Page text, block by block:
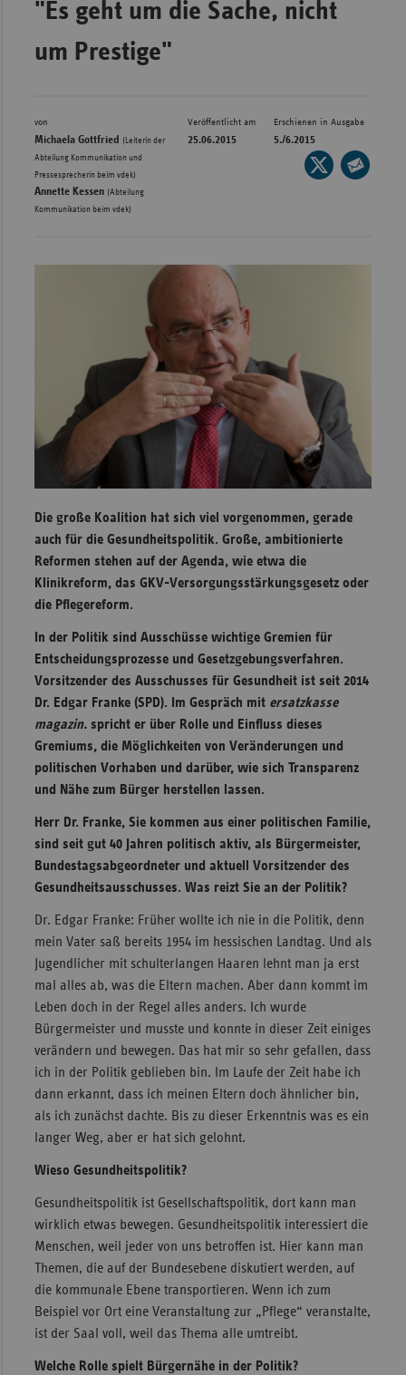
Hessen
"Es geht um die Sache, nicht
um Prestige"
von
Michaela Gottfried (Leiterin der
Abteilung Kommunikation und
Pressesprecherin beim vdek),
Annette Kessen (Abteilung
Kommunikation beim vdek)
Veröffentlicht am
25.06.2015
Erschienen in Ausgabe
5./6.2015
Seite
auf
Die große Koalition hat sich viel vorgenommen, gerade
auch für die Gesundheitspolitik. Große, ambitionierte
Reformen stehen auf der Agenda, wie etwa die
Klinikreform, das GKV-Versorgungsstärkungsgesetz oder
die Pflegereform.
In der Politik sind Ausschüsse wichtige Gremien für
Entscheidungsprozesse und Gesetzgebungsverfahren.
Vorsitzender des Ausschusses für Gesundheit ist seit 2014
Dr. Edgar Franke (SPD). Im Gespräch mit ersatzkasse
magazin.spricht er über Rolle und Einfluss dieses
Gremiums, die Möglichkeiten von Veränderungen und
politischen Vorhaben und darüber, wie sich Transparenz
und Nähe zum Bürger herstellen lassen.
Herr Dr. Franke, Sie kommen aus einer politischen Familie,
sind seit gut 40 Jahren politisch aktiv, als Bürgermeister,
Bundestagsabgeordneter und aktuell Vorsitzender des
Gesundheitsausschusses. Was reizt Sie an der Politik?
Dr. Edgar Franke: Früher wollte ich nie in die Politik, denn
mein Vater saß bereits 1954 im hessischen Landtag. Und als
Jugendlicher mit schulterlangen Haaren lehnt man ja erst
mal alles ab, was die Eltern machen. Aber dann kommt im
Leben doch in der Regel alles anders. Ich wurde
Bürgermeister und musste und konnte in dieser Zeit einiges
verändern und bewegen. Das hat mir so sehr gefallen, dass
ich in der Politik geblieben bin. Im Laufe der Zeit habe ich
dann erkannt, dass ich meinen Eltern doch ähnlicher bin,
als ich zunächst dachte. Bis zu dieser Erkenntnis was es ein
langer Weg, aber er hat sich gelohnt.
Wieso Gesundheitspolitik?
Gesundheitspolitik ist Gesellschaftspolitik, dort kann man
wirklich etwas bewegen. Gesundheitspolitik interessiert die
Menschen, weil jeder von uns betroffen ist. Hier kann man
Themen, die auf der Bundesebene diskutiert werden, auf
die kommunale Ebene transportieren. Wenn ich zum
Beispiel vor Ort eine Veranstaltung zur „Pflege“ veranstalte,
ist der Saal voll, weil das Thema alle umtreibt.
Welche Rolle spielt Bürgernähe in der Politik?